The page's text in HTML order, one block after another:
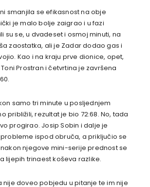
smanjila se efikasnost na obje
je malo bolje zaigrao i u fazi
su se, u dvadeset i osmoj minuti, na
zaostatka, ali je Zadar dodao gas i
Kao i na kraju prve dionice, opet,
Prostran i četvrtina je završena
samo tri minute u posljednjem
približili, rezultat je bio 72:68. No, tada
progirao. Josip Sobin i dalje je
ispod obruča, a priključio se
njegove mini-serije prednost se
lijepih trinaest koševa razlike.
nije doveo pobjedu u pitanje te im nije